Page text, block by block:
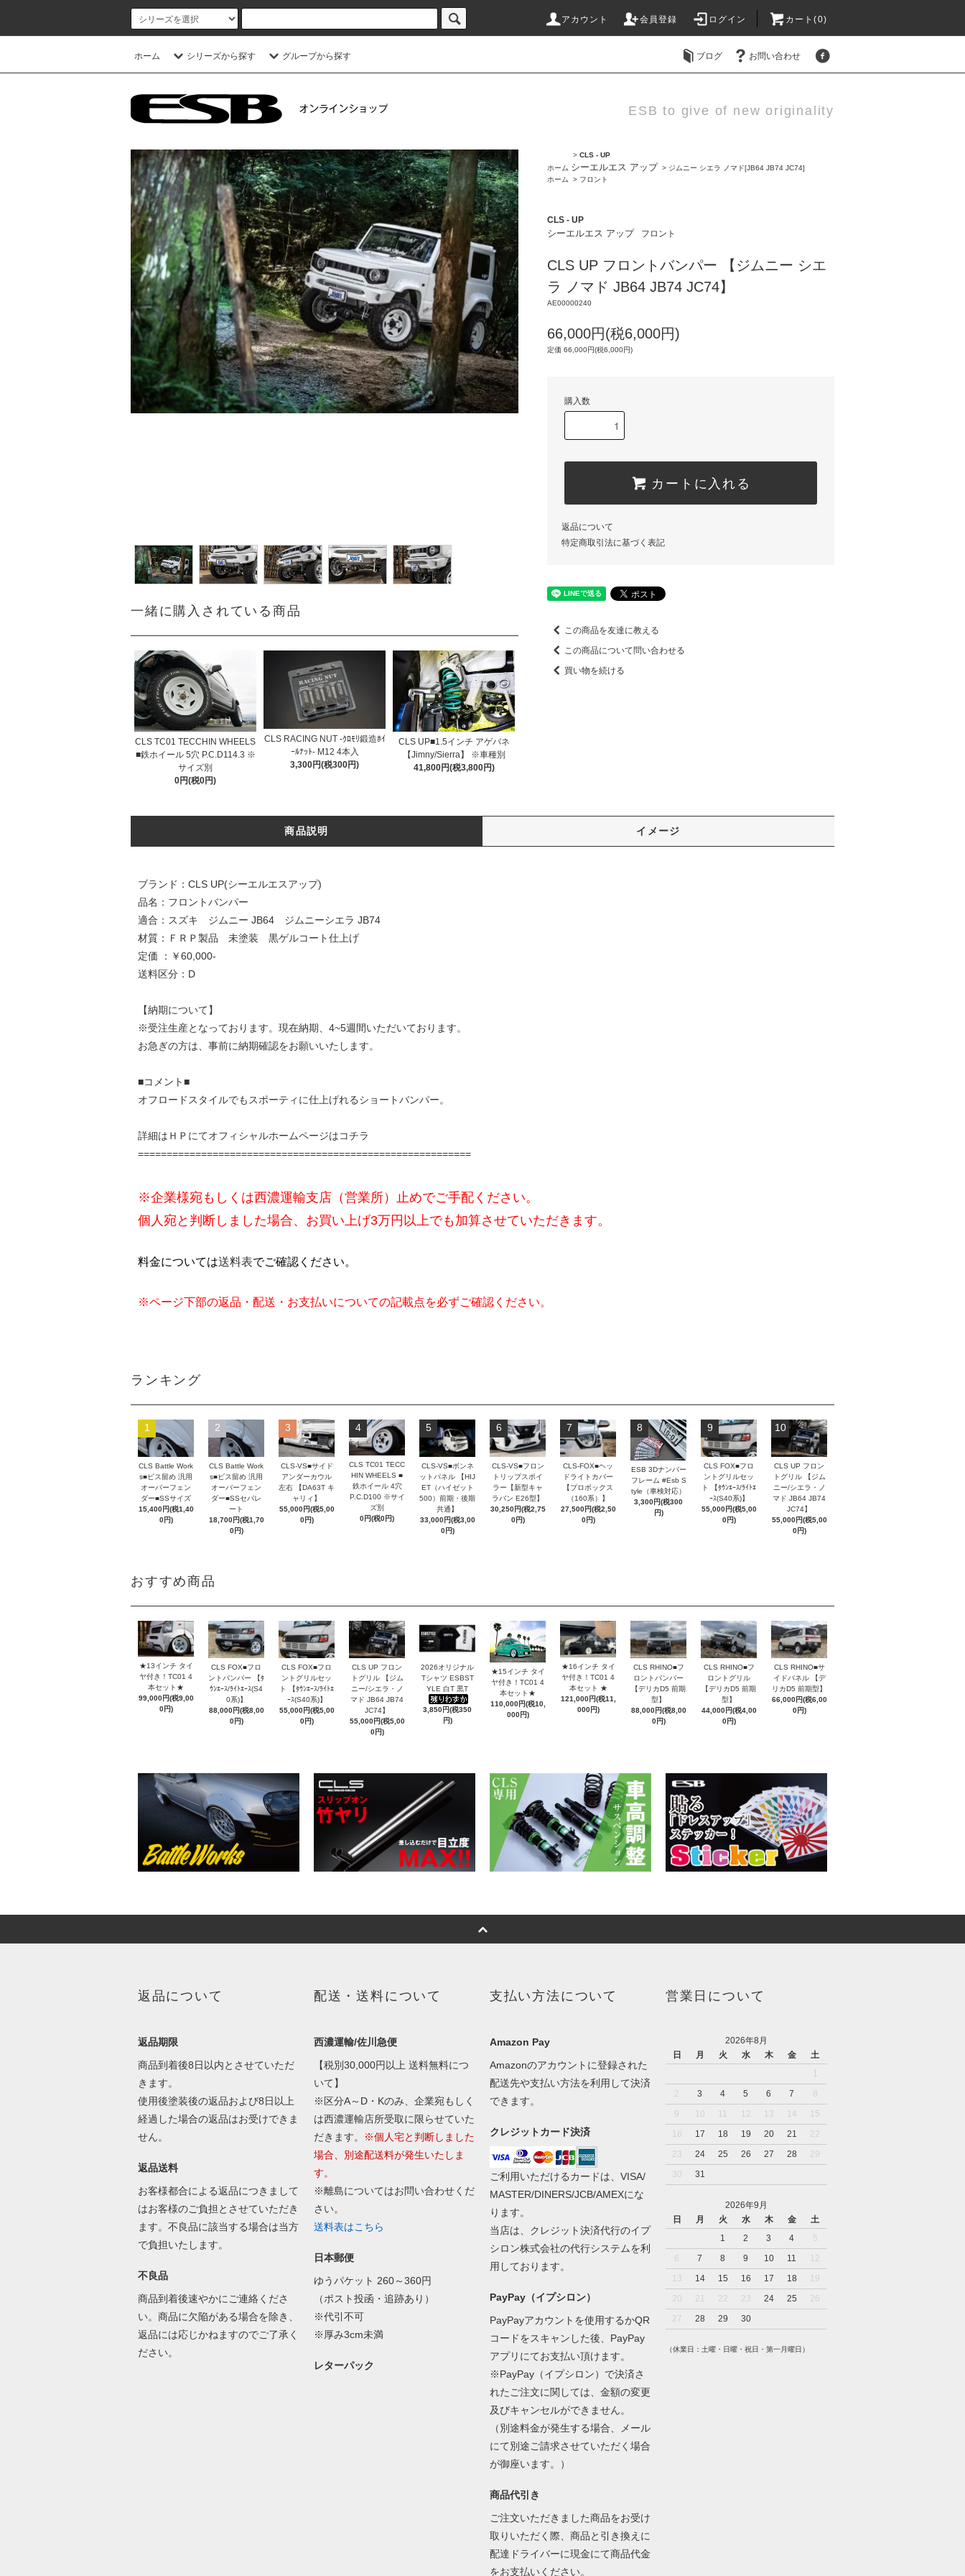
アカウント 会員登録 ログイン カート(0)
ホーム シリーズから探す グループから探す ブログ お問い合わせ
ESB to give of new originality
一緒に購入されている商品
CLS TC01 TECCHIN WHEELS
■鉄ホイール 5穴 P.C.D114.3 ※
サイズ別
0円(税0円)
CLS RACING NUT -ｸﾛﾓﾘ鍛造ﾎｲ
ｰﾙﾅｯﾄ- M12 4本入
3,300円(税300円)
CLS UP■1.5インチ アゲバネ
【Jimny/Sierra】 ※車種別
41,800円(税3,800円)
ホーム
> CLS - UP
シーエルエス アップ > ジムニー シエラ ノマド[JB64 JB74 JC74]
ホーム
> フロント
CLS - UP
シーエルエス アップ フロント
CLS UP フロントバンパー 【ジムニー シエ
ラ ノマド JB64 JB74 JC74】
AE00000240
66,000円(税6,000円)
定価 66,000円(税6,000円)
購入数
カートに入れる
返品について
特定商取引法に基づく表記
この商品を友達に教える
この商品について問い合わせる
買い物を続ける
商品説明 イメージ
ブランド：CLS UP(シーエルエスアップ)
品名：フロントバンパー
適合：スズキ ジムニー JB64 ジムニーシエラ JB74
材質：ＦＲＰ製品 未塗装 黒ゲルコート仕上げ
定価 ：￥60,000-
送料区分：D
【納期について】
※受注生産となっております。現在納期、4~5週間いただいております。
お急ぎの方は、事前に納期確認をお願いいたします。
■コメント■
オフロードスタイルでもスポーティに仕上げれるショートバンパー。
詳細はＨＰにてオフィシャルホームページはコチラ
==========================================================
※企業様宛もしくは西濃運輸支店（営業所）止めでご手配ください。
個人宛と判断しました場合、お買い上げ3万円以上でも加算させていただきます。
料金については送料表でご確認ください。
※ページ下部の返品・配送・お支払いについての記載点を必ずご確認ください。
ランキング
1
CLS Battle Work
s■ビス留め 汎用
オーバーフェン
ダー■SSサイズ
15,400円(税1,40
0円)
2
CLS Battle Work
s■ビス留め 汎用
オーバーフェン
ダー■SSセパレ
ート
18,700円(税1,70
0円)
3
CLS-VS■サイド
アンダーカウル
左右 【DA63T キ
ャリィ】
55,000円(税5,00
0円)
4
CLS TC01 TECC
HIN WHEELS ■
鉄ホイール 4穴
P.C.D100 ※サイ
ズ別
0円(税0円)
5
CLS-VS■ボンネ
ットパネル 【HIJ
ET（ハイゼット
500）前期・後期
共通】
33,000円(税3,00
0円)
6
CLS-VS■フロン
トリップスポイ
ラー【新型キャ
ラバン E26型】
30,250円(税2,75
0円)
7
CLS-FOX■ヘッ
ドライトカバー
【プロボックス
（160系）】
27,500円(税2,50
0円)
8
ESB 3Dナンバー
フレーム #Esb S
tyle（車検対応）
3,300円(税300
円)
9
CLS FOX■フロ
ントグリルセッ
ト 【ﾀｳﾝｴｰｽ/ﾗｲﾄｴ
ｰｽ(S40系)】
55,000円(税5,00
0円)
10
CLS UP フロン
トグリル 【ジム
ニー/シエラ・ノ
マド JB64 JB74
JC74】
55,000円(税5,00
0円)
おすすめ商品
★13インチ タイ
ヤ付き！TC01 4
本セット★
99,000円(税9,00
0円)
CLS FOX■フロ
ントバンパー 【ﾀ
ｳﾝｴｰｽ/ﾗｲﾄｴｰｽ(S4
0系)】
88,000円(税8,00
0円)
CLS FOX■フロ
ントグリルセッ
ト 【ﾀｳﾝｴｰｽ/ﾗｲﾄｴ
ｰｽ(S40系)】
55,000円(税5,00
0円)
CLS UP フロン
トグリル 【ジム
ニー/シエラ・ノ
マド JB64 JB74
JC74】
55,000円(税5,00
0円)
2026オリジナル
Tシャツ ESBST
YLE 白T 黒T
3,850円(税350
円)
★15インチ タイ
ヤ付き！TC01 4
本セット★
110,000円(税10,
000円)
★16インチ タイ
ヤ付き！TC01 4
本セット ★
121,000円(税11,
000円)
CLS RHINO■フ
ロントバンパー
【デリカD5 前期
型】
88,000円(税8,00
0円)
CLS RHINO■フ
ロントグリル
【デリカD5 前期
型】
44,000円(税4,00
0円)
CLS RHINO■サ
イドパネル 【デ
リカD5 前期型】
66,000円(税6,00
0円)
返品について
返品期限
商品到着後8日以内とさせていただ
きます。
使用後塗装後の返品および8日以上
経過した場合の返品はお受けできま
せん。
返品送料
お客様都合による返品につきまして
はお客様のご負担とさせていただき
ます。不良品に該当する場合は当方
で負担いたします。
不良品
商品到着後速やかにご連絡くださ
い。商品に欠陥がある場合を除き、
返品には応じかねますのでご了承く
ださい。
配送・送料について
西濃運輸/佐川急便
【税別30,000円以上 送料無料につ
いて】
※区分A～D・Kのみ、企業宛もしく
は西濃運輸店所受取に限らせていた
だきます。
※個人宅と判断しました
場合、別途配送料が発生いたしま
す。
※離島についてはお問い合わせくだ
さい。
送料表はこちら
日本郵便
ゆうパケット 260～360円
（ポスト投函・追跡あり）
※代引不可
※厚み3cm未満
レターパック
支払い方法について
Amazon Pay
Amazonのアカウントに登録された
配送先や支払い方法を利用して決済
できます。
クレジットカード決済
ご利用いただけるカードは、VISA/
MASTER/DINERS/JCB/AMEXにな
ります。
当店は、クレジット決済代行のイプ
シロン株式会社の代行システムを利
用しております。
PayPay（イプシロン）
PayPayアカウントを使用するかQR
コードをスキャンした後、PayPay
アプリにてお支払い頂けます。
※PayPay（イプシロン）で決済さ
れたご注文に関しては、金額の変更
及びキャンセルができません。
（別途料金が発生する場合、メール
にて別途ご請求させていただく場合
が御座います。）
商品代引き
ご注文いただきました商品をお受け
取りいただく際、商品と引き換えに
配達ドライバーに現金にて商品代金
をお支払いください。
営業日について
2026年8月
日
月 火 水 木 金
土
1
2
3 4 5 6 7
8
9
10 11 12 13 14
15
16
17 18 19 20 21
22
23
24 25 26 27 28
29
30
31
2026年9月
日
月 火 水 木 金
土
1
2 3 4
5
6
7 8 9 10 11
12
13
14 15 16 17 18
19
20
21 22 23 24 25
26
27
28 29 30
（休業日：土曜・日曜・祝日・第一月曜日）